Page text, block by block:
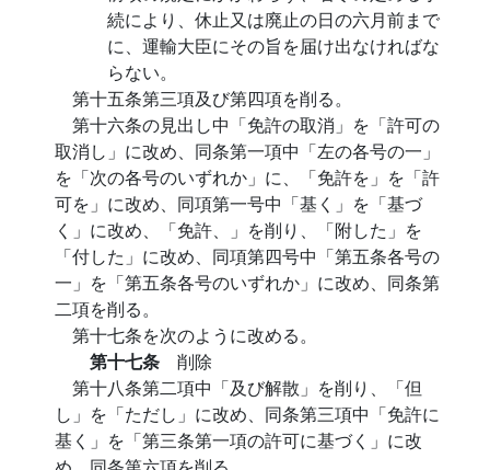
続により、休止又は廃止の日の六月前まで
に、運輸大臣にその旨を届け出なければな
らない。
第十五条第三項及び第四項を削る。
第十六条の見出し中「免許の取消」を「許可の
取消し」に改め、同条第一項中「左の各号の一」
を「次の各号のいずれか」に、「免許を」を「許
可を」に改め、同項第一号中「基く」を「基づ
く」に改め、「免許、」を削り、「附した」を
「付した」に改め、同項第四号中「第五条各号の
一」を「第五条各号のいずれか」に改め、同条第
二項を削る。
第十七条を次のように改める。
第十七条 削除
第十八条第二項中「及び解散」を削り、「但
し」を「ただし」に改め、同条第三項中「免許に
基く」を「第三条第一項の許可に基づく」に改